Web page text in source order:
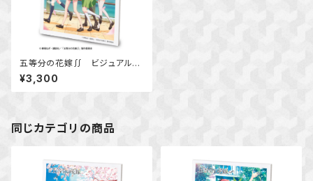
五等分の花嫁∬ ビジュアルア
ートボード
¥3,300
同じカテゴリの商品